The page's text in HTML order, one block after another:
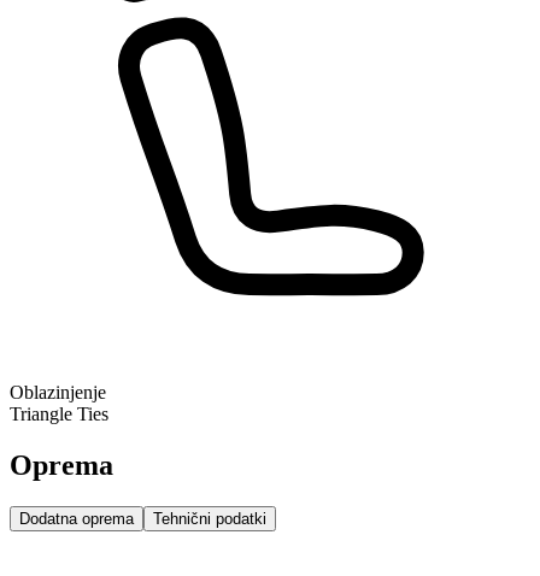
Oblazinjenje
Triangle Ties
Oprema
Dodatna oprema Tehnični podatki